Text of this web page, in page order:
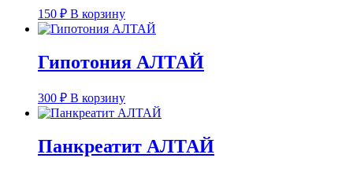
150 ₽ В корзину
Гипотония АЛТАЙ
300 ₽ В корзину
Панкреатит АЛТАЙ